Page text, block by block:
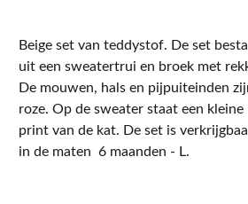
Beige set van teddystof. De set
uit een sweatertrui en broek met
De mouwen, hals en pijpuiteinden
roze. Op de sweater staat een kleine
print van de kat. De set is
in de maten 6 maanden - L.